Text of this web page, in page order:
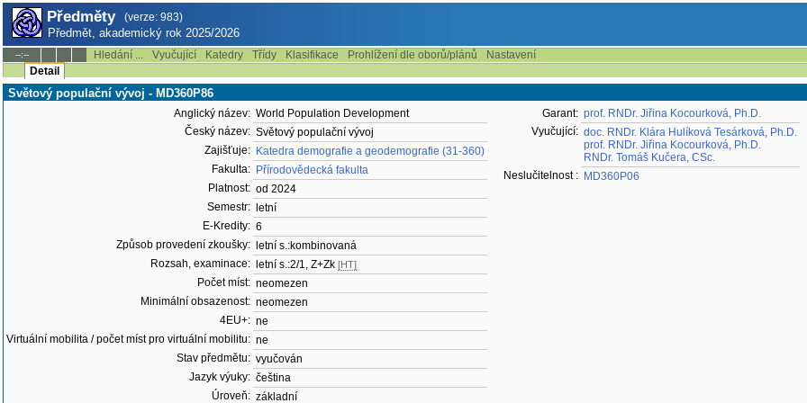
Předměty (verze: 983)
Předmět, akademický rok 2025/2026
--:-- Hledání ... Vyučující Katedry Třídy Klasifikace Prohlížení dle oborů/plánů
Nastavení
Detail
Světový populační vývoj - MD360P86
Anglický název: World Population Development
Český název: Světový populační vývoj
Zajišťuje: Katedra demografie a geodemografie (31-360)
Fakulta: Přírodovědecká fakulta
Platnost: od 2024
Semestr:
letní
E-Kredity: 6
Způsob provedení zkoušky:
letní s.:kombinovaná
Rozsah, examinace:
letní s.:2/1, Z+Zk [HT]
Počet míst: neomezen
Minimální obsazenost: neomezen
4EU+: ne
Virtuální mobilita / počet míst pro virtuální mobilitu: ne
Stav předmětu: vyučován
Jazyk výuky: čeština
Úroveň: základní
Garant: prof. RNDr. Jiřina Kocourková, Ph.D.
Vyučující: doc. RNDr. Klára Hulíková Tesárková, Ph.D.
prof. RNDr. Jiřina Kocourková, Ph.D.
RNDr. Tomáš Kučera, CSc.
Neslučitelnost : MD360P06